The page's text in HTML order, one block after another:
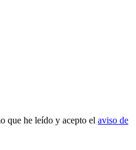
que he leído y acepto el aviso de